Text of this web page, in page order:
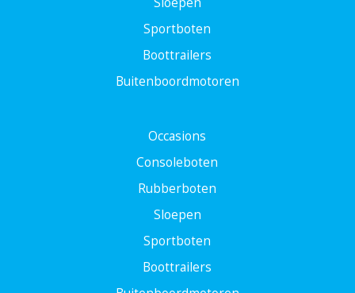
Sportboten
Boottrailers
Buitenboordmotoren
Occasions
Consoleboten
Rubberboten
Sloepen
Sportboten
Boottrailers